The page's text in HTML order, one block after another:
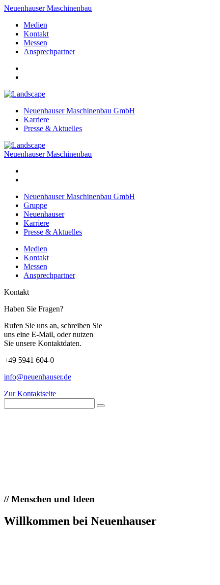
Neuenhauser Maschinenbau
Medien
Kontakt
Messen
Ansprechpartner
Neuenhauser Maschinenbau GmbH
Karriere
Presse & Aktuelles
Neuenhauser Maschinenbau
Neuenhauser Maschinenbau GmbH
Gruppe
Neuenhauser
Karriere
Presse & Aktuelles
Medien
Kontakt
Messen
Ansprechpartner
Kontakt
Haben Sie Fragen?
Rufen Sie uns an, schreiben Sie
uns eine E-Mail, oder nutzen
Sie unsere Kontaktdaten.
+49 5941 604-0
info@neuenhauser.de
Zur Kontaktseite
//Menschen und Ideen
Willkommen bei Neuenhauser